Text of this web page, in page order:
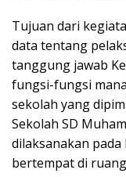
Tujuan dari
data tentang
tanggung jawab
fungsi-fungsi
sekolah yang
Sekolah SD
dilaksanakan pada
bertempat di